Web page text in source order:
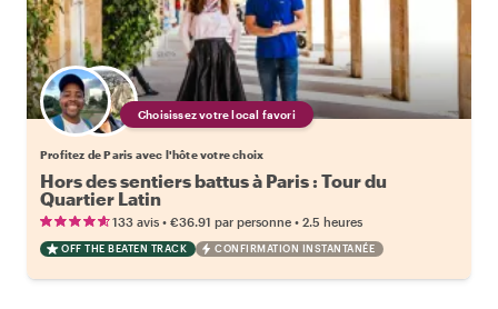
Choisissez votre local favori
Profitez de Paris avec l'hôte votre choix
Hors des sentiers battus à Paris : Tour du
Quartier Latin
133 avis • €36.91 par personne • 2.5 heures
OFF THE BEATEN TRACK CONFIRMATION INSTANTANÉE